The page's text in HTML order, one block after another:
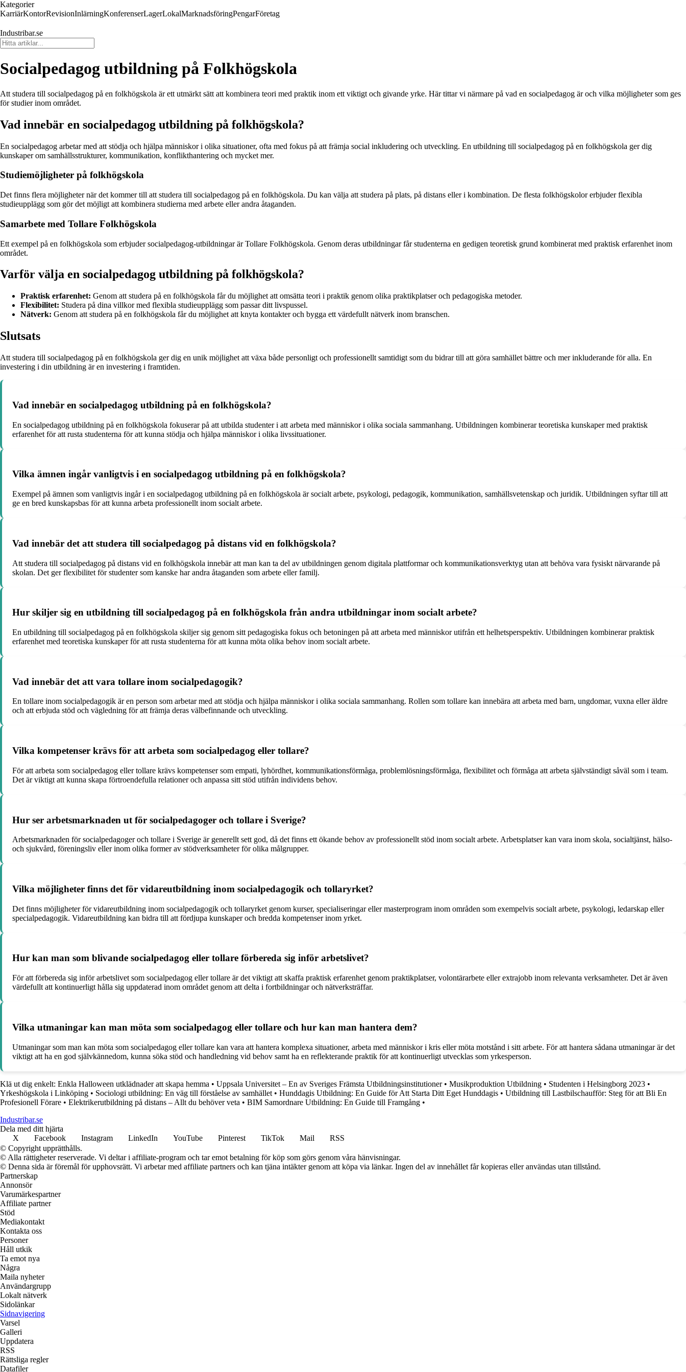
Kategorier
KarriärKontorRevisionInlärningKonferenserLagerLokalMarknadsföringPengarFöretag
Industribar.se
Socialpedagog utbildning på Folkhögskola
Att studera till socialpedagog på en folkhögskola är ett utmärkt sätt att kombinera teori med praktik inom ett viktigt och givande yrke. Här tittar vi närmare på vad en socialpedagog är och vilka möjligheter som ges
för studier inom området.
Vad innebär en socialpedagog utbildning på folkhögskola?
En socialpedagog arbetar med att stödja och hjälpa människor i olika situationer, ofta med fokus på att främja social inkludering och utveckling. En utbildning till socialpedagog på en folkhögskola ger dig
kunskaper om samhällsstrukturer, kommunikation, konflikthantering och mycket mer.
Studiemöjligheter på folkhögskola
Det finns flera möjligheter när det kommer till att studera till socialpedagog på en folkhögskola. Du kan välja att studera på plats, på distans eller i kombination. De flesta folkhögskolor erbjuder flexibla
studieupplägg som gör det möjligt att kombinera studierna med arbete eller andra åtaganden.
Samarbete med Tollare Folkhögskola
Ett exempel på en folkhögskola som erbjuder socialpedagog-utbildningar är Tollare Folkhögskola. Genom deras utbildningar får studenterna en gedigen teoretisk grund kombinerat med praktisk erfarenhet inom
området.
Varför välja en socialpedagog utbildning på folkhögskola?
Praktisk erfarenhet: Genom att studera på en folkhögskola får du möjlighet att omsätta teori i praktik genom olika praktikplatser och pedagogiska metoder.
Flexibilitet: Studera på dina villkor med flexibla studieupplägg som passar ditt livspussel.
Nätverk: Genom att studera på en folkhögskola får du möjlighet att knyta kontakter och bygga ett värdefullt nätverk inom branschen.
Slutsats
Att studera till socialpedagog på en folkhögskola ger dig en unik möjlighet att växa både personligt och professionellt samtidigt som du bidrar till att göra samhället bättre och mer inkluderande för alla. En
investering i din utbildning är en investering i framtiden.
Vad innebär en socialpedagog utbildning på en folkhögskola?
En socialpedagog utbildning på en folkhögskola fokuserar på att utbilda studenter i att arbeta med människor i olika sociala sammanhang. Utbildningen kombinerar teoretiska kunskaper med praktisk
erfarenhet för att rusta studenterna för att kunna stödja och hjälpa människor i olika livssituationer.
Vilka ämnen ingår vanligtvis i en socialpedagog utbildning på en folkhögskola?
Exempel på ämnen som vanligtvis ingår i en socialpedagog utbildning på en folkhögskola är socialt arbete, psykologi, pedagogik, kommunikation, samhällsvetenskap och juridik. Utbildningen syftar till att
ge en bred kunskapsbas för att kunna arbeta professionellt inom socialt arbete.
Vad innebär det att studera till socialpedagog på distans vid en folkhögskola?
Att studera till socialpedagog på distans vid en folkhögskola innebär att man kan ta del av utbildningen genom digitala plattformar och kommunikationsverktyg utan att behöva vara fysiskt närvarande på
skolan. Det ger flexibilitet för studenter som kanske har andra åtaganden som arbete eller familj.
Hur skiljer sig en utbildning till socialpedagog på en folkhögskola från andra utbildningar inom socialt arbete?
En utbildning till socialpedagog på en folkhögskola skiljer sig genom sitt pedagogiska fokus och betoningen på att arbeta med människor utifrån ett helhetsperspektiv. Utbildningen kombinerar praktisk
erfarenhet med teoretiska kunskaper för att rusta studenterna för att kunna möta olika behov inom socialt arbete.
Vad innebär det att vara tollare inom socialpedagogik?
En tollare inom socialpedagogik är en person som arbetar med att stödja och hjälpa människor i olika sociala sammanhang. Rollen som tollare kan innebära att arbeta med barn, ungdomar, vuxna eller äldre
och att erbjuda stöd och vägledning för att främja deras välbefinnande och utveckling.
Vilka kompetenser krävs för att arbeta som socialpedagog eller tollare?
För att arbeta som socialpedagog eller tollare krävs kompetenser som empati, lyhördhet, kommunikationsförmåga, problemlösningsförmåga, flexibilitet och förmåga att arbeta självständigt såväl som i team.
Det är viktigt att kunna skapa förtroendefulla relationer och anpassa sitt stöd utifrån individens behov.
Hur ser arbetsmarknaden ut för socialpedagoger och tollare i Sverige?
Arbetsmarknaden för socialpedagoger och tollare i Sverige är generellt sett god, då det finns ett ökande behov av professionellt stöd inom socialt arbete. Arbetsplatser kan vara inom skola, socialtjänst, hälso-
och sjukvård, föreningsliv eller inom olika former av stödverksamheter för olika målgrupper.
Vilka möjligheter finns det för vidareutbildning inom socialpedagogik och tollaryrket?
Det finns möjligheter för vidareutbildning inom socialpedagogik och tollaryrket genom kurser, specialiseringar eller masterprogram inom områden som exempelvis socialt arbete, psykologi, ledarskap eller
specialpedagogik. Vidareutbildning kan bidra till att fördjupa kunskaper och bredda kompetenser inom yrket.
Hur kan man som blivande socialpedagog eller tollare förbereda sig inför arbetslivet?
För att förbereda sig inför arbetslivet som socialpedagog eller tollare är det viktigt att skaffa praktisk erfarenhet genom praktikplatser, volontärarbete eller extrajobb inom relevanta verksamheter. Det är även
värdefullt att kontinuerligt hålla sig uppdaterad inom området genom att delta i fortbildningar och nätverksträffar.
Vilka utmaningar kan man möta som socialpedagog eller tollare och hur kan man hantera dem?
Utmaningar som man kan möta som socialpedagog eller tollare kan vara att hantera komplexa situationer, arbeta med människor i kris eller möta motstånd i sitt arbete. För att hantera sådana utmaningar är det
viktigt att ha en god självkännedom, kunna söka stöd och handledning vid behov samt ha en reflekterande praktik för att kontinuerligt utvecklas som yrkesperson.
Klä ut dig enkelt: Enkla Halloween utklädnader att skapa hemma • Uppsala Universitet – En av Sveriges Främsta Utbildningsinstitutioner• Musikproduktion Utbildning • Studenten i Helsingborg 2023 •
Yrkeshögskola i Linköping • Sociologi utbildning: En väg till förståelse av samhället • Hunddagis Utbildning: En Guide för Att Starta Ditt Eget Hunddagis • Utbildning till Lastbilschaufför: Steg för att Bli En
Profesionell Förare • Elektrikerutbildning på distans – Allt du behöver veta • BIM Samordnare Utbildning: En Guide till Framgång •
Industribar.se
Dela med ditt hjärta
X
Facebook Instagram LinkedIn YouTube Pinterest TikTok Mail
RSS
© Copyright upprätthålls.
© Alla rättigheter reserverade. Vi deltar i affiliate-program och tar emot betalning för köp som görs genom våra hänvisningar.
© Denna sida är föremål för upphovsrätt. Vi arbetar med affiliate partners och kan tjäna intäkter genom att köpa via länkar. Ingen del av innehållet får kopieras eller användas utan tillstånd.
Partnerskap
Annonsör
Varumärkespartner
Affiliate partner
Stöd
Mediakontakt
Kontakta oss
Personer
Håll utkik
Ta emot nya
Några
Maila nyheter
Användargrupp
Lokalt nätverk
Sidolänkar
Sidnavigering
Varsel
Galleri
Uppdatera
RSS
Rättsliga regler
Datafiler